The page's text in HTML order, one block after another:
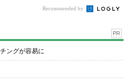
Recommended by
PR
ングが容易に